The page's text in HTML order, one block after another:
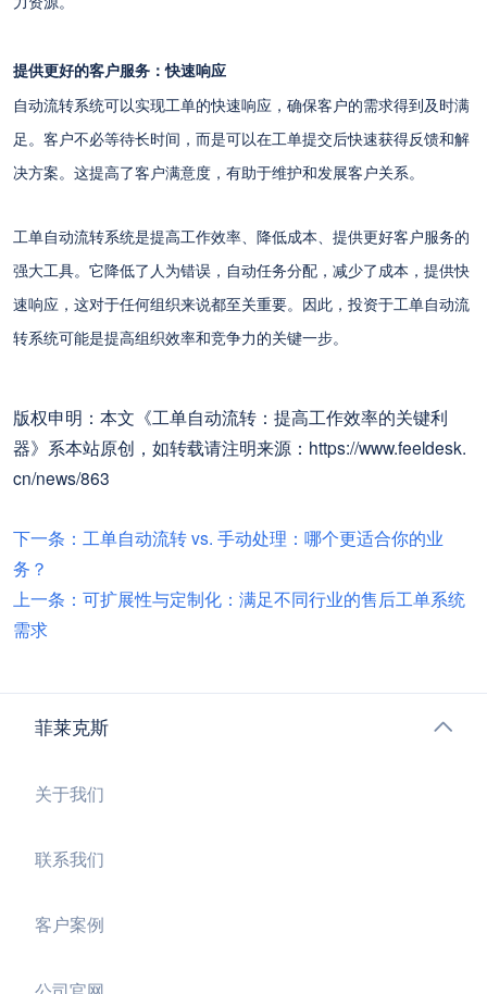
提供更好的客户服务：快速响应
自动流转系统可以实现工单的快速响应，确保客户的需求得到及时满
足。客户不必等待长时间，而是可以在工单提交后快速获得反馈和解
决方案。这提高了客户满意度，有助于维护和发展客户关系。
工单自动流转系统是提高工作效率、降低成本、提供更好客户服务的
强大工具。它降低了人为错误，自动任务分配，减少了成本，提供快
速响应，这对于任何组织来说都至关重要。因此，投资于工单自动流
转系统可能是提高组织效率和竞争力的关键一步。
版权申明：本文《工单自动流转：提高工作效率的关键利
器》系本站原创，如转载请注明来源：https://www.feeldesk.
cn/news/863
下一条：工单自动流转 vs. 手动处理：哪个更适合你的业
务？
上一条：可扩展性与定制化：满足不同行业的售后工单系统
需求
菲莱克斯
关于我们
联系我们
客户案例